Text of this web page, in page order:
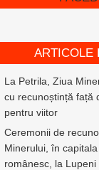
ARTICOLE
La Petrila, Ziua
cu recunoștință față
pentru viitor
Ceremonii de
Minerului, în
românesc, la Lupeni